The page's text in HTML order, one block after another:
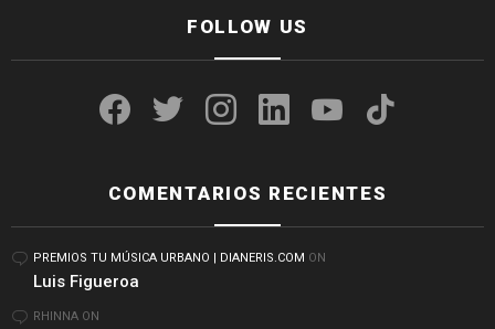
FOLLOW US
COMENTARIOS RECIENTES
PREMIOS TU MÚSICA URBANO | DIANERIS.COM ON
Luis Figueroa
RHINNA ON